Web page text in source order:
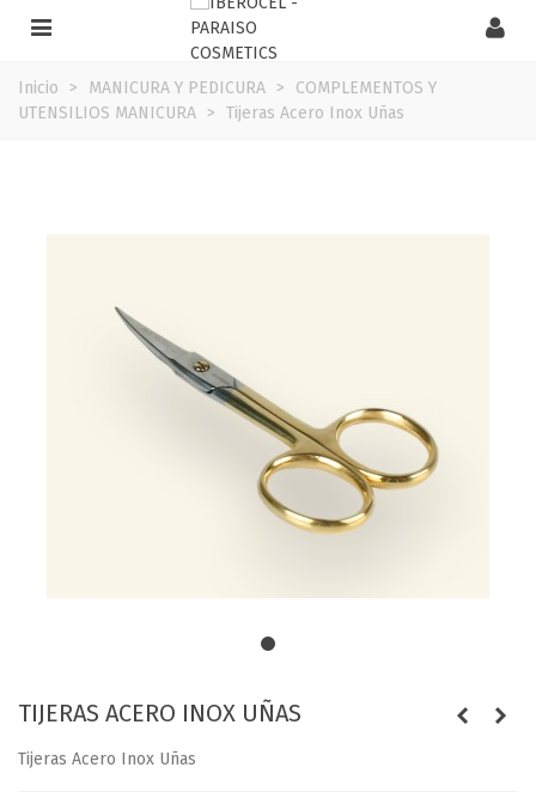
Inicio > MANICURA Y PEDICURA >
COMPLEMENTOS Y
UTENSILIOS MANICURA > Tijeras Acero Inox Uñas
TIJERAS ACERO INOX UÑAS
Tijeras Acero Inox Uñas